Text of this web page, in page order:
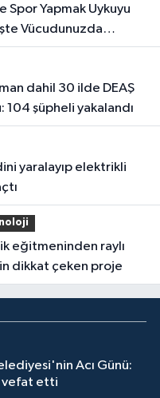
İşte Vücudunuzda
104 şüpheli yakalandı
dikkat çeken proje
Acı Günü:
vefat etti